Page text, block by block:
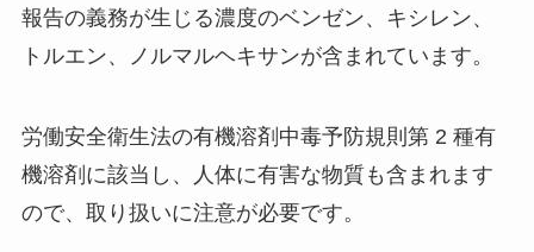
報告の義務が生じる濃度のベンゼン、キシレン、
トルエン、ノルマルヘキサンが含まれています。
労働安全衛生法の有機溶剤中毒予防規則第 2 種有
機溶剤に該当し、
人体に有害な物質も含まれます
ので、取り扱いに注意が必要です。